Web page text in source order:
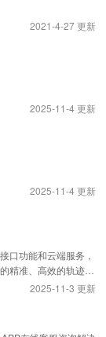
2021-4-27 更新
2025-11-4 更新
2025-11-4 更新
口功能和云端服务，
精准、高效的轨迹管
2025-11-3 更新